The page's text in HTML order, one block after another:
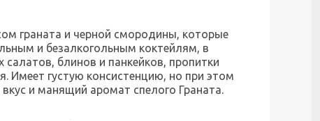
граната и черной смородины, которые
и безалкогольным коктейлям, в
блинов и панкейков, пропитки
Имеет густую консистенцию, но при этом
и манящий аромат спелого Граната.